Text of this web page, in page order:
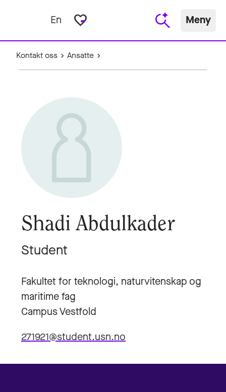
En favorite_border Meny
Kontakt oss Ansatte
Shadi Abdulkader
Student
Fakultet for teknologi, naturvitenskap og
maritime fag
Campus Vestfold
271921@student.usn.no